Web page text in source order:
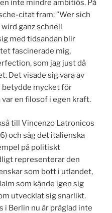
inte mindre ambitiös. På
citat fram; ”Wer sich
ganz schnell
med tidsandan blir
fascinerade mig,
som jag just då
Det visade sig vara av
betydde mycket för
en filosof i egen kraft.
till Vincenzo Latronicos
och såg det italienska
på politiskt
representerar den
som bott i utlandet,
som kände igen sig
utvecklat sig snarlikt.
i Berlin nu är präglad inte